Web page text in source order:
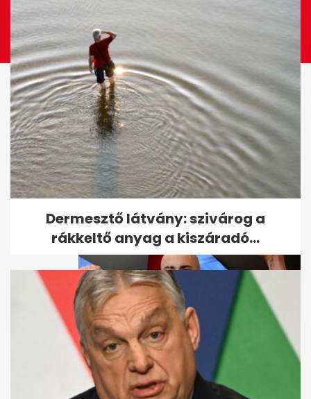
Ők voltak a Story Gála
sztárpárjai
Dermesztő látvány: szivárog a
rákkeltő anyag a kiszáradó...